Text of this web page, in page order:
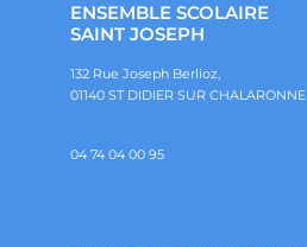
ENSEMBLE SCOLAIRE
SAINT JOSEPH
132 Rue Joseph Berlioz,
01140 ST DIDIER SUR CHALARONNE
04 74 04 00 95